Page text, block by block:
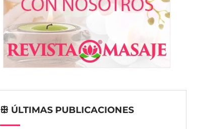
ꕥ ÚLTIMAS PUBLICACIONES